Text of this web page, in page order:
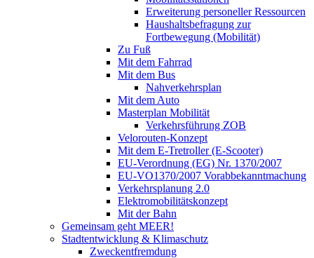
Erweiterung personeller Ressourcen
Haushaltsbefragung zur
Fortbewegung (Mobilität)
Zu Fuß
Mit dem Fahrrad
Mit dem Bus
Nahverkehrsplan
Mit dem Auto
Masterplan Mobilität
Verkehrsführung ZOB
Velorouten-Konzept
Mit dem E-Tretroller (E-Scooter)
EU-Verordnung (EG) Nr. 1370/2007
EU-VO1370/2007 Vorabbekanntmachung
Verkehrsplanung 2.0
Elektromobilitätskonzept
Mit der Bahn
Gemeinsam geht MEER!
Stadtentwicklung & Klimaschutz
Zweckentfremdung